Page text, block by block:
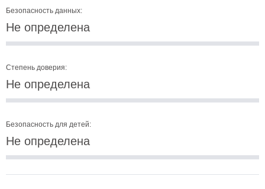
Безопасность данных:
Не определена
Степень доверия:
Не определена
Безопасность для детей:
Не определена